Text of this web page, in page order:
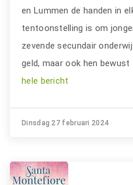
en Lummen de handen in
tentoonstelling is om
zevende secundair
geld, maar ook hen bewust
hele bericht
Dinsdag 27 februari 2024